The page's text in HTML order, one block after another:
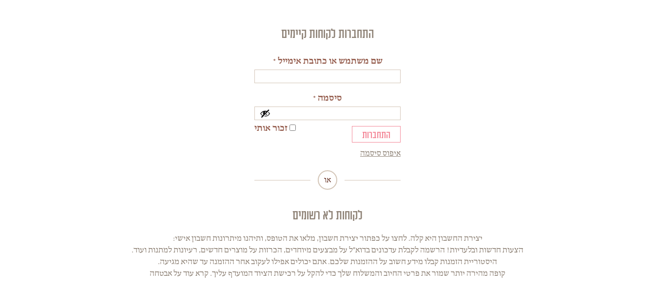
התחברות לקוחות קיימים
שם משתמש או כתובת אימייל*
סיסמה *
זכור אותי
איפוס סיסמה
או
לקוחות לא רשומים
יצירת החשבון היא קלה. לחצו על כפתור יצירת חשבון, מלאו את הטופס, ותיהנו מיתרונות חשבון אישי:
הצעות חדשות ובלעדיות! הרשמה לקבלת עדכונים בדוא"ל על מבצעים מיוחדים, הכרזות על מוצרים חדשים, רעיונות למתנות ועוד.
היסטוריית הזמנות קבלו מידע חשוב על ההזמנות שלכם. אתם יכולים אפילו לעקוב אחר ההזמנה עד שהיא מגיעה.
קופה מהירה יותר שמור את פרטי החיוב והמשלוח שלך כדי להקל על רכישת הציוד המועדף עליך. קרא עוד על אבטחה